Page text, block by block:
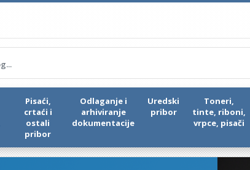
Pisaći,
crtaći i
ostali
pribor
Odlaganje i
arhiviranje
dokumentacije
Uredski
pribor
Toneri,
tinte, riboni,
vrpce, pisači